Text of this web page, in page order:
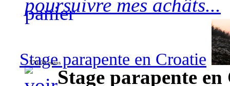
poursuivre mes achâts...
Stage parapente en Croatie
570,00 euros
Stage parapente